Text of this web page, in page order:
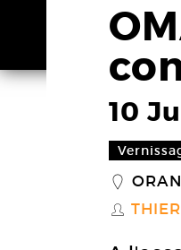
10
_
S